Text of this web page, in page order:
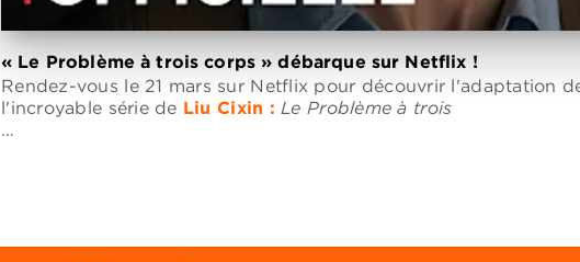
« Le Problème à trois corps » débarque sur Netflix !
Rendez-vous le 21 mars sur Netflix pour découvrir l'adaptation
l'incroyable série de Liu Cixin : Le Problème à trois
…